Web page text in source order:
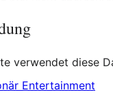
verwendet diese
Entertainment